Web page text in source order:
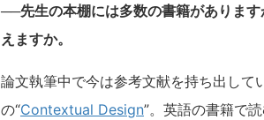
──先生の本棚には多数の書籍がありま
えますか。
論文執筆中で今は参考文献を持ち出し
の“Contextual Design”。英語の書籍で